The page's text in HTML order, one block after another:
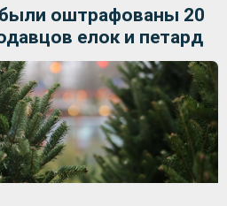
оштрафованы 20
елок и петард